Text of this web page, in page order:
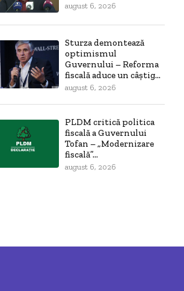
august 6, 2026
Sturza demontează
optimismul
Guvernului – Reforma
fiscală aduce un câștig...
august 6, 2026
PLDM critică politica
fiscală a Guvernului
Tofan – „Modernizare
fiscală”...
august 6, 2026